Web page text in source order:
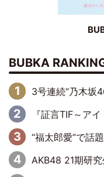
BUBKA
3号連続“乃木坂46祭り” ラストを飾る
『証言TIF～アイドル戦国時代とはなんだったのか～』第6回：でん
“福太郎愛”で話題…乃木坂46一
AKB48 21期研究